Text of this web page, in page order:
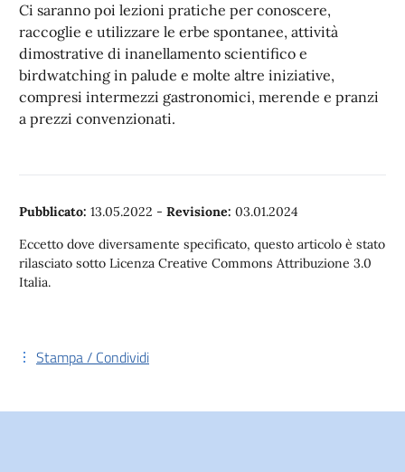
Ci saranno poi lezioni pratiche per conoscere,
raccoglie e utilizzare le erbe spontanee, attività
dimostrative di inanellamento scientifico e
birdwatching in palude e molte altre iniziative,
compresi intermezzi gastronomici, merende e pranzi
a prezzi convenzionati.
Pubblicato: 13.05.2022 - Revisione: 03.01.2024
Eccetto dove diversamente specificato, questo articolo è stato
rilasciato sotto Licenza Creative Commons Attribuzione 3.0
Italia.
Stampa / Condividi